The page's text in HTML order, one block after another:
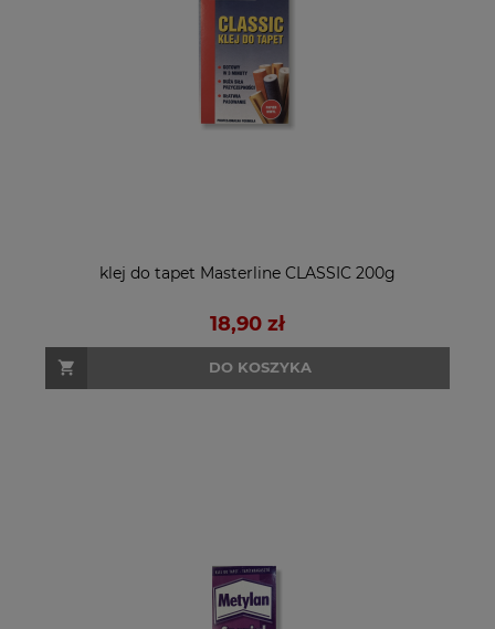
klej do tapet Masterline CLASSIC 200g
18,90 zł
DO KOSZYKA